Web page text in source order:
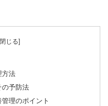
方法
の予防法
理のポイント